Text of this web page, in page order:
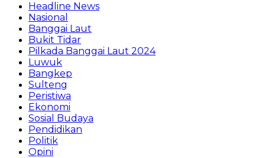
Headline News
Nasional
Banggai Laut
Bukit Tidar
Pilkada Banggai Laut 2024
Luwuk
Bangkep
Sulteng
Peristiwa
Ekonomi
Sosial Budaya
Pendidikan
Politik
Opini